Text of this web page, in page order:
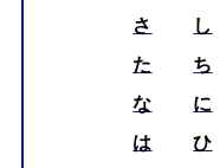
さ
し
た
ち
な
に
は
ひ